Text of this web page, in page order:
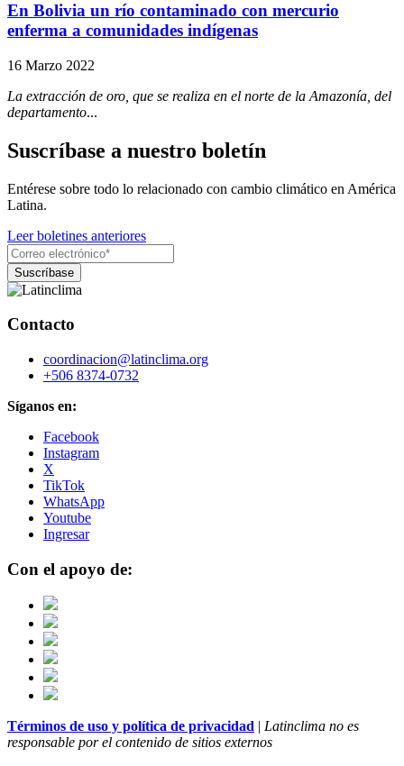
En Bolivia un río contaminado con mercurio
enferma a comunidades indígenas
16 Marzo 2022
La extracción de oro, que se realiza en el norte de la Amazonía, del
departamento...
Suscríbase a nuestro boletín
Entérese sobre todo lo relacionado con cambio climático en América
Latina.
Leer boletines anteriores
Contacto
coordinacion@latinclima.org
+506 8374-0732
Síganos en:
Facebook
Instagram
X
TikTok
WhatsApp
Youtube
Ingresar
Con el apoyo de:
Términos de uso y política de privacidad
Latinclima no es
responsable por el contenido de sitios externos